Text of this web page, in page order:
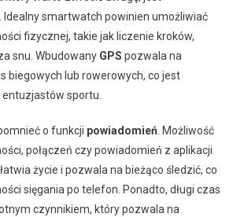
. Idealny smartwatch powinien umożliwiać
fizycznej, takie jak liczenie kroków,
snu. Wbudowany GPS pozwala na
biegowych lub rowerowych, co jest
sportu.
o funkcji powiadomień . Możliwość
połączeń czy powiadomień z aplikacji
życie i pozwala na bieżąco śledzić, co
sięgania po telefon. Ponadto, długi czas
czynnikiem, który pozwala na